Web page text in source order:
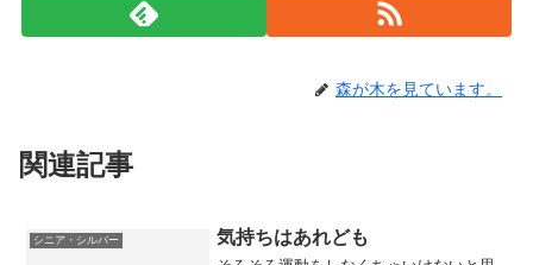
森が木を見ています。
関連記事
シニア・シルバー 気持ちはあれども